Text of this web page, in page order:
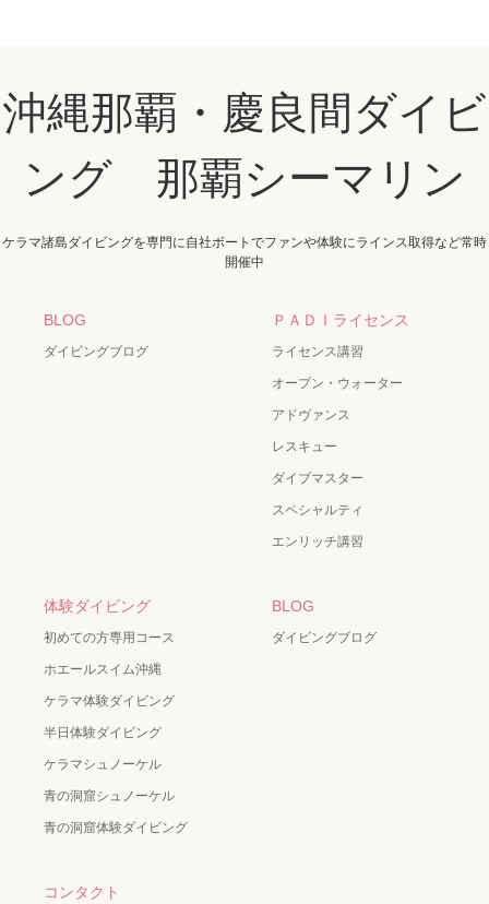
沖縄那覇・慶良間ダイビ
ング 那覇シーマリン
ケラマ諸島ダイビングを専門に自社ボートでファンや体験にラインス取得など常時
開催中
BLOG
ダイビングブログ
ＰＡＤＩライセンス
ライセンス講習
オープン・ウォーター
アドヴァンス
レスキュー
ダイブマスター
スペシャルティ
エンリッチ講習
体験ダイビング
初めての方専用コース
ホエールスイム沖縄
ケラマ体験ダイビング
半日体験ダイビング
ケラマシュノーケル
青の洞窟シュノーケル
青の洞窟体験ダイビング
BLOG
ダイビングブログ
コンタクト